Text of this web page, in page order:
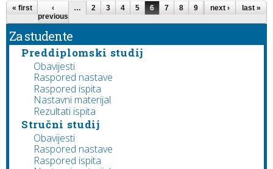
Pages
« first
‹
previous
… 2 3 4 5 6 7 8 9 10 …
next › last »
Za studente
Preddiplomski studij
Obavijesti
Raspored nastave
Raspored ispita
Nastavni materijal
Rezultati ispita
Stručni studij
Obavijesti
Raspored nastave
Raspored ispita